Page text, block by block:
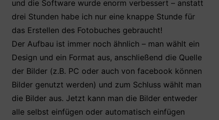
und die Software wurde enorm verbessert – anstatt
drei Stunden habe ich nur eine knappe Stunde für
das Erstellen des Fotobuches gebraucht!
Der Aufbau ist immer noch ähnlich – man wählt ein
Design und ein Format aus, anschließend die Quelle
der Bilder (z.B. PC oder auch von facebook können
Bilder genutzt werden) und zum Schluss wählt man
die Bilder aus. Jetzt kann man die Bilder entweder
alle selbst einfügen oder automatisch einfügen